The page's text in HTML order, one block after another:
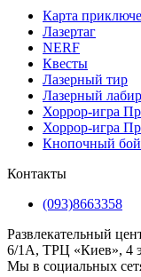
Карта
Лазертаг
NERF
Квесты
Лазерный тир
Лазерный
Хоррор-игра
Хоррор-игра
Кнопочный бой
Контакты
(093)8663358
Развлекательный
6/1А, ТРЦ «Киев», 4
Мы в социальных